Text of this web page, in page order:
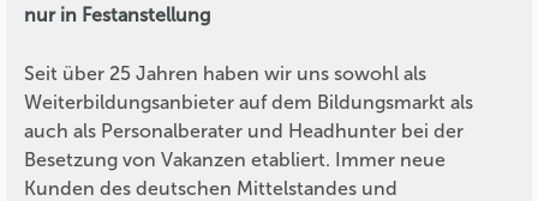
nur in Festanstellung
Seit über 25 Jahren haben wir uns sowohl als
Weiterbildungsanbieter auf dem Bildungsmarkt als
auch als Personalberater und Headhunter bei der
Besetzung von Vakanzen etabliert. Immer neue
Kunden des deutschen Mittelstandes und